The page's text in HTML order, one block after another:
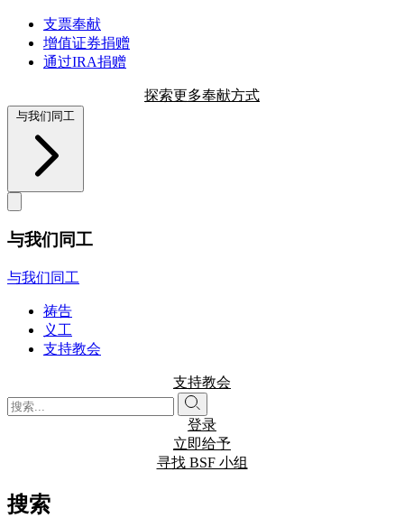
支票奉献
增值证券捐赠
通过IRA捐赠
探索更多奉献方式
与我们同工
与我们同工
与我们同工
祷告
义工
支持教会
支持教会
登录
立即给予
寻找 BSF 小组
搜索